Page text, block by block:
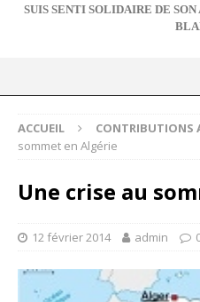
SUIS SENTI SOLIDAIRE DE
ACCUEIL CONTRIBUTIONS
sommet en Algérie
Une crise au
12 février 2014 admin